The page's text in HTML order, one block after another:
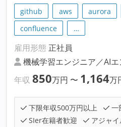
github aws aurora
confluence
…
雇用形態 正社員
機械学習エンジニア／AI
年収 850万円 〜 1,164万
下限年収500万円以上
一
SIer在籍者歓迎
アジャ